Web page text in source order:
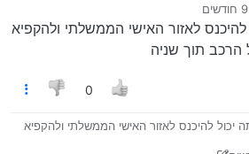
של הרכב עד שהרכב מגיע אליו, כיון שאם
בעלות, אז הביטוח מתבטל לבד, ואם כן
על הגרר,
בזה שאני יעשה את העברת בעלות רק
על ידי
לאזור האישי הממשלתי ולהקפיא
הרכב תוך שניה
0
יכול להיכנס לאזור האישי הממשלתי ולהקפיא